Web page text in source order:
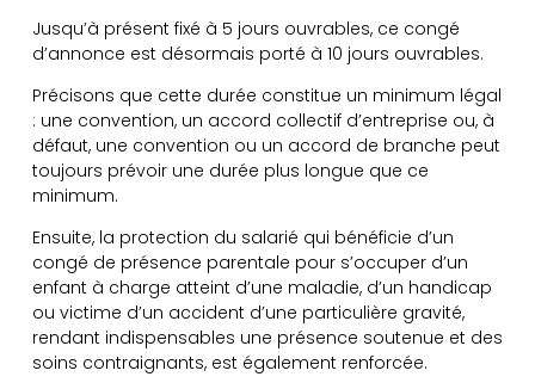
Jusqu’à présent fixé à 5 jours ouvrables, ce congé
d’annonce est désormais porté à 10 jours ouvrables.
Précisons que cette durée constitue un minimum légal
: une convention, un accord collectif d’entreprise ou, à
défaut, une convention ou un accord de branche peut
toujours prévoir une durée plus longue que ce
minimum.
Ensuite, la protection du salarié qui bénéficie d’un
congé de présence parentale pour s’occuper d’un
enfant à charge atteint d’une maladie, d’un handicap
ou victime d’un accident d’une particulière gravité,
rendant indispensables une présence soutenue et des
soins contraignants, est également renforcée.